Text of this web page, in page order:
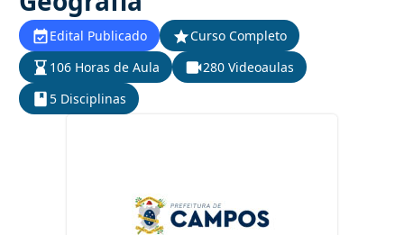
Edital Publicado
Curso Completo
106 Horas de Aula
280 Videoaulas
5 Disciplinas